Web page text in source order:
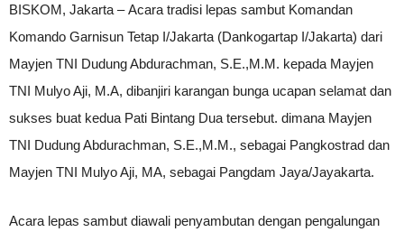
BISKOM, Jakarta – Acara tradisi lepas sambut Komandan
Komando Garnisun Tetap I/Jakarta (Dankogartap I/Jakarta) dari
Mayjen TNI Dudung Abdurachman, S.E.,M.M. kepada Mayjen
TNI Mulyo Aji, M.A, dibanjiri karangan bunga ucapan selamat dan
sukses buat kedua Pati Bintang Dua tersebut. dimana Mayjen
TNI Dudung Abdurachman, S.E.,M.M., sebagai Pangkostrad dan
Mayjen TNI Mulyo Aji, MA, sebagai Pangdam Jaya/Jayakarta.
Acara lepas sambut diawali penyambutan dengan pengalungan